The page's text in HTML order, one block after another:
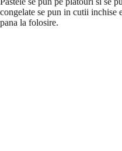
congelate se pun in cutii inchise
pana la folosire.